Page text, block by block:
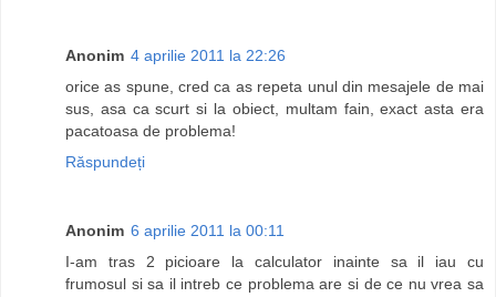
Anonim 4 aprilie 2011 la 22:26
orice as spune, cred ca as repeta unul din mesajele de mai
sus, asa ca scurt si la obiect, multam fain, exact asta era
pacatoasa de problema!
Răspundeți
Anonim 6 aprilie 2011 la 00:11
I-am tras 2 picioare la calculator inainte sa il iau cu
frumosul si sa il intreb ce problema are si de ce nu vrea sa